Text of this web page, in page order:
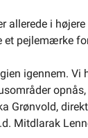
i
pejlemærke
igennem.
Grønvold,
Mitdlarak